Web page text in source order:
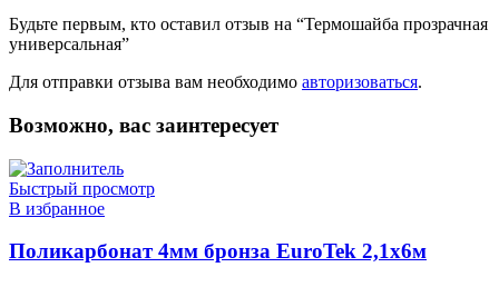
Будьте первым, кто оставил отзыв на “Термошайба прозрачная
универсальная”
Для отправки отзыва вам необходимо авторизоваться.
Возможно, вас заинтересует
Быстрый просмотр
В избранное
Поликарбонат 4мм бронза EuroTek 2,1х6м